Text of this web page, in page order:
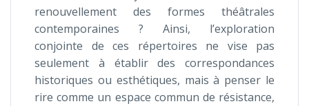
renouvellement des formes théâtrales
contemporaines ? Ainsi, l’exploration
conjointe de ces répertoires ne vise pas
seulement à établir des correspondances
historiques ou esthétiques, mais à penser le
rire comme un espace commun de résistance,